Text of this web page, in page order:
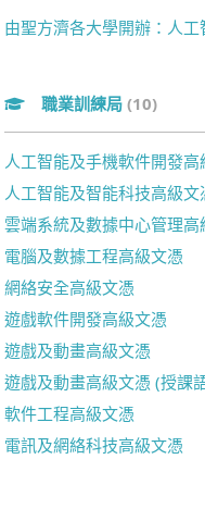
由聖方濟各大學開辦：人
職業訓練局 (10)
人工智能及手機軟件開發高
人工智能及智能科技高級文
雲端系統及數據中心管理高
電腦及數據工程高級文憑
網絡安全高級文憑
遊戲軟件開發高級文憑
遊戲及動畫高級文憑
遊戲及動畫高級文憑 (授課
軟件工程高級文憑
電訊及網絡科技高級文憑